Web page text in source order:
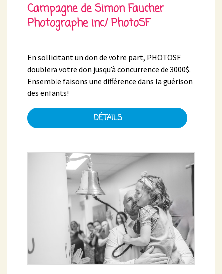
Campagne de Simon Faucher
Photographe inc./ PhotoSF
En sollicitant un don de votre part, PHOTOSF
doublera votre don jusqu’à concurrence de 3000$.
Ensemble faisons une différence dans la guérison
des enfants!
DÉTAILS